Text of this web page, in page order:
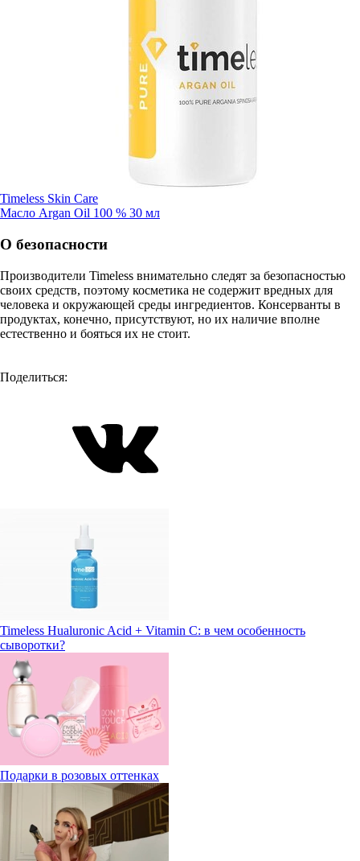
Timeless Skin Care
Масло Argan Oil 100 % 30 мл
О безопасности
Производители Timeless внимательно следят за безопасностью
своих средств, поэтому косметика не содержит вредных для
человека и окружающей среды ингредиентов. Консерванты в
продуктах, конечно, присутствуют, но их наличие вполне
естественно и бояться их не стоит.
Поделиться:
Timeless Hualuronic Acid + Vitamin C: в чем особенность
сыворотки?
Подарки в розовых оттенках